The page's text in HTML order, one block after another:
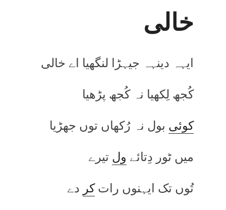
خالی
ایہہ دینہہ جیہڑا لنگھیا اے خالی
کُجھ لِکھیا نہ کُجھ پڑھیا
کوئی بول نہ رُکھاں توں جھڑیا
میں ٹور دِتائے ول تیرے
تُوں تک ایہنوں راتکر دے